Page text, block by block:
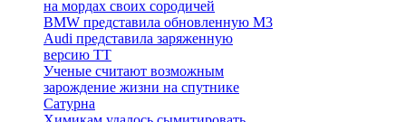
на мордах своих сородичей
BMW представила обновленную M3
Audi представила заряженную
версию TT
Ученые считают возможным
зарождение жизни на спутнике
Сатурна